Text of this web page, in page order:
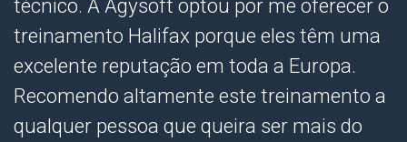
técnico. A Agysoft optou por me oferecer o
treinamento Halifax porque eles têm uma
excelente reputação em toda a Europa.
Recomendo altamente este treinamento a
qualquer pessoa que queira ser mais do